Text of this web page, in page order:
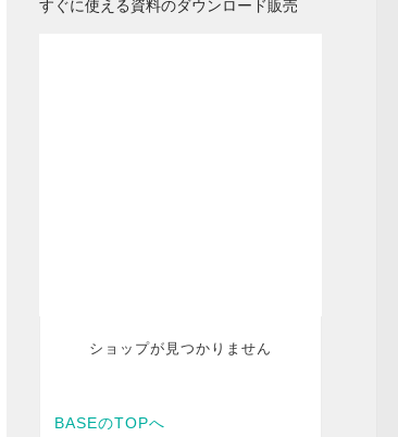
すぐに使える資料のダウンロード販売